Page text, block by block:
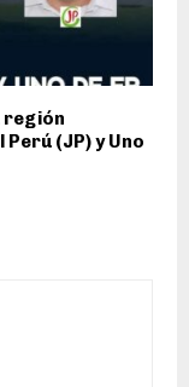
región
(JP) y Uno